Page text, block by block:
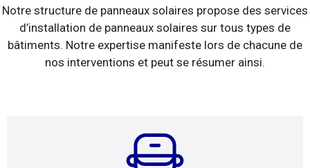
Notre structure de panneaux solaires propose des services
d’installation de panneaux solaires sur tous types de
bâtiments. Notre expertise manifeste lors de chacune de
nos interventions et peut se résumer ainsi.